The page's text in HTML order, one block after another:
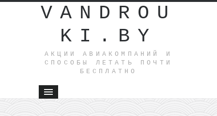
VANDROU
KI.BY
АКЦИИ АВИАКОМПАНИЙ И
СПОСОБЫ ЛЕТАТЬ ПОЧТИ
БЕСПЛАТНО